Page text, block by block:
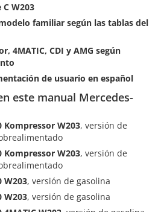
C W203
familiar según las tablas del
4MATIC, CDI y AMG según
de usuario en español
este manual Mercedes-
Kompressor W203, versión de
Kompressor W203, versión de
W203, versión de gasolina
W203, versión de gasolina